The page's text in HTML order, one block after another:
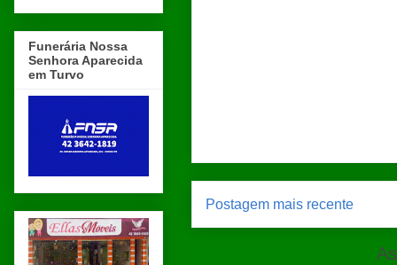
Postagem mais recente
Funerária Nossa
Senhora Aparecida
em Turvo